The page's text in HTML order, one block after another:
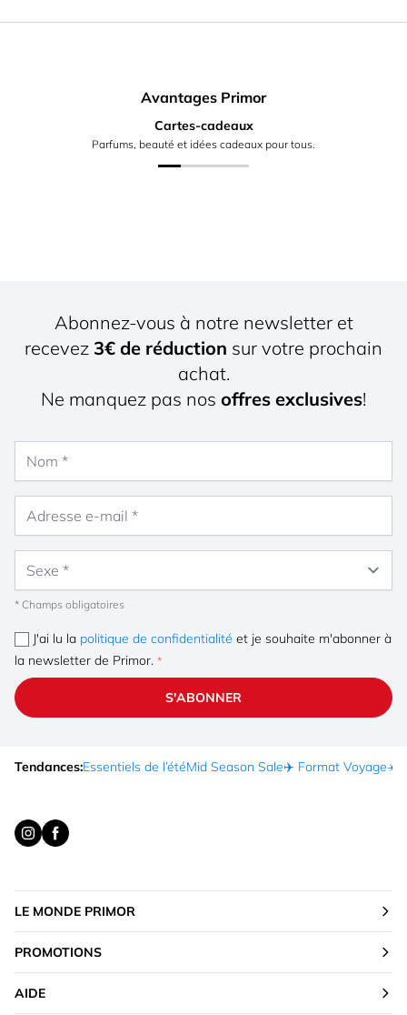
Avantages Primor
Cartes-cadeaux
Parfums, beauté et idées cadeaux pour tous.
Abonnez-vous à notre newsletter et
recevez 3€ de réduction sur votre prochain
achat.
Ne manquez pas nos offres exclusives!
* Champs obligatoires
J'ai lu la politique de confidentialité et je souhaite m'abonner à
la newsletter de Primor.
S'ABONNER
Tendances:Essentiels de l’étéMid Season Sale✈️ Format Voyage☀️
LE MONDE PRIMOR
PROMOTIONS
AIDE